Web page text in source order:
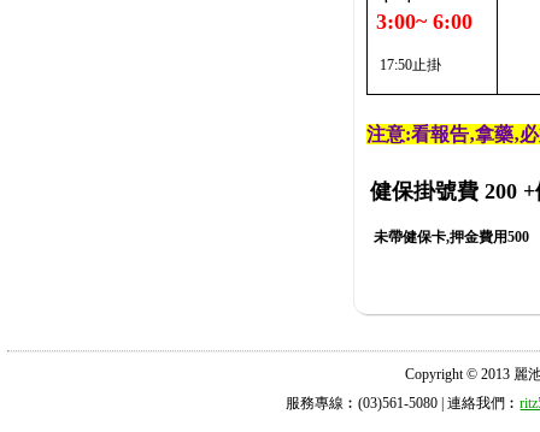
3:00~ 6:00
17:50止掛
注意:看報告‚拿藥‚
健保掛號費 200 +
未帶健保卡,押金費用500
Copyright © 2013 麗
服務專線︰(03)561-5080 | 連絡我們︰